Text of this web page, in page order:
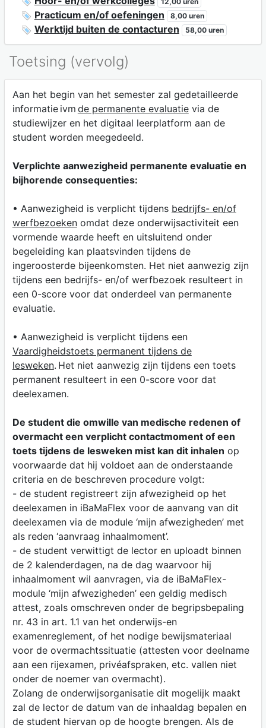
Practicum en/of oefeningen 8,00 uren
Werktijd buiten de contacturen 58,00 uren
Toetsing (vervolg)
Aan het begin van het semester zal gedetailleerde
informatie ivm de permanente evaluatievia de
studiewijzer en het digitaal leerplatform aan de
student worden meegedeeld.
Verplichte aanwezigheid permanente evaluatie en
bijhorende consequenties:
• Aanwezigheid is verplicht tijdens bedrijfs- en/of
werfbezoekenomdat deze onderwijsactiviteit een
vormende waarde heeft en uitsluitend onder
begeleiding kan plaatsvinden tijdens de
ingeroosterde bijeenkomsten. Het niet aanwezig zijn
tijdens een bedrijfs- en/of werfbezoek resulteert in
een 0-score voor dat onderdeel van permanente
evaluatie.
• Aanwezigheid is verplicht tijdens een
Vaardigheidstoets permanent tijdens de
lesweken. Het niet aanwezig zijn tijdens een toets
permanent resulteert in een 0-score voor dat
deelexamen.
De student die omwille van medische redenen of
overmacht een verplicht contactmoment of een
toets tijdens de lesweken mist kan dit inhalen op
voorwaarde dat hij voldoet aan de onderstaande
criteria en de beschreven procedure volgt:
- de student registreert zijn afwezigheid op het
deelexamen in iBaMaFlex voor de aanvang van dit
deelexamen via de module ‘mijn afwezigheden’ met
als reden ‘aanvraag inhaalmoment’.
- de student verwittigt de lector en uploadt binnen
de 2 kalenderdagen, na de dag waarvoor hij
inhaalmoment wil aanvragen, via de iBaMaFlex-
module ‘mijn afwezigheden’ een geldig medisch
attest, zoals omschreven onder de begripsbepaling
nr. 43 in art. 1.1 van het onderwijs-en
examenreglement, of het nodige bewijsmateriaal
voor de overmachtssituatie (attesten voor deelname
aan een rijexamen, privéafspraken, etc. vallen niet
onder de noemer van overmacht).
Zolang de onderwijsorganisatie dit mogelijk maakt
zal de lector de datum van de inhaaldag bepalen en
de student hiervan op de hoogte brengen. Als de